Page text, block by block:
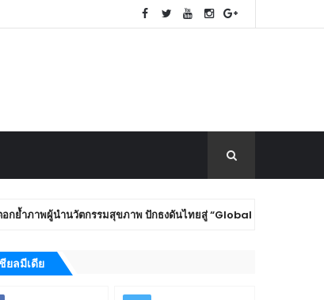
กรรมสุขภาพ ปักธงดันไทยสู่ “Global Wellness Hub” ร่วมเวที The
ยลมีเดีย